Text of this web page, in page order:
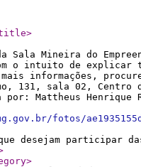
>
Sala Mineira do
o intuito de explicar
informações,
131, sala 02,
por: Mattheus
fotos/
desejam participar
>